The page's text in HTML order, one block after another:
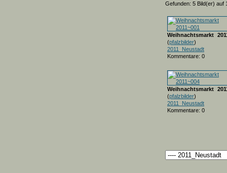
Gefunden: 5 Bild(er) auf
Weihnachtsmarkt
(pfalzbilder)
2011_Neustadt
Kommentare: 0
Weihnachtsmarkt
(pfalzbilder)
2011_Neustadt
Kommentare: 0